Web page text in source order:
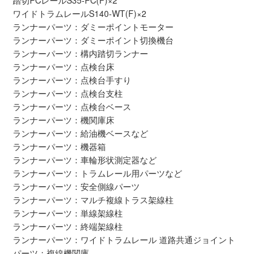
Infomation
ご注文方法
ヘルプページ
お問い合せ
ログイン/マイページ
お気に入りリスト
新規会員登録
ワイドトラムレールS140-WT(F)×2
ランナーパーツ：ダミーポイントモーター
ランナーパーツ：ダミーポイント切換機台
ランナーパーツ：構内踏切ランナー
ランナーパーツ：点検台床
ランナーパーツ：点検台手すり
ランナーパーツ：点検台支柱
ランナーパーツ：点検台ベース
ランナーパーツ：機関庫床
ランナーパーツ：給油機ベースなど
ランナーパーツ：機器箱
ランナーパーツ：車輪形状測定器など
ランナーパーツ：トラムレール用パーツなど
ランナーパーツ：安全側線パーツ
ランナーパーツ：マルチ複線トラス架線柱
ランナーパーツ：単線架線柱
ランナーパーツ：終端架線柱
ランナーパーツ：ワイドトラムレール 道路共通ジョイント